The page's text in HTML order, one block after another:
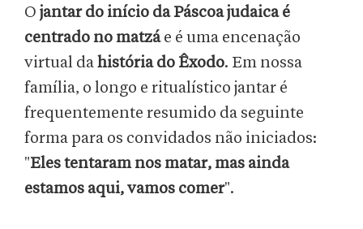
O jantar do início da Páscoa judaica é
centrado no matzáe é uma encenação
virtual dahistória do Êxodo. Em nossa
família, o longo e ritualístico jantar é
frequentemente resumido da seguinte
forma para os convidados não iniciados:
"Eles tentaram nos matar, mas ainda
estamos aqui, vamos comer".